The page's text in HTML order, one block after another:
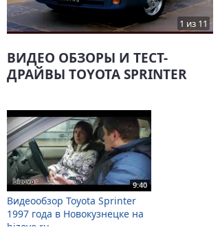
1 из 11
ВИДЕО ОБЗОРЫ И ТЕСТ-
ДРАЙВЫ TOYOTA SPRINTER
9:40
Видеообзор Toyota Sprinter
1997 года в Новокузнецке на
bizovo.ru